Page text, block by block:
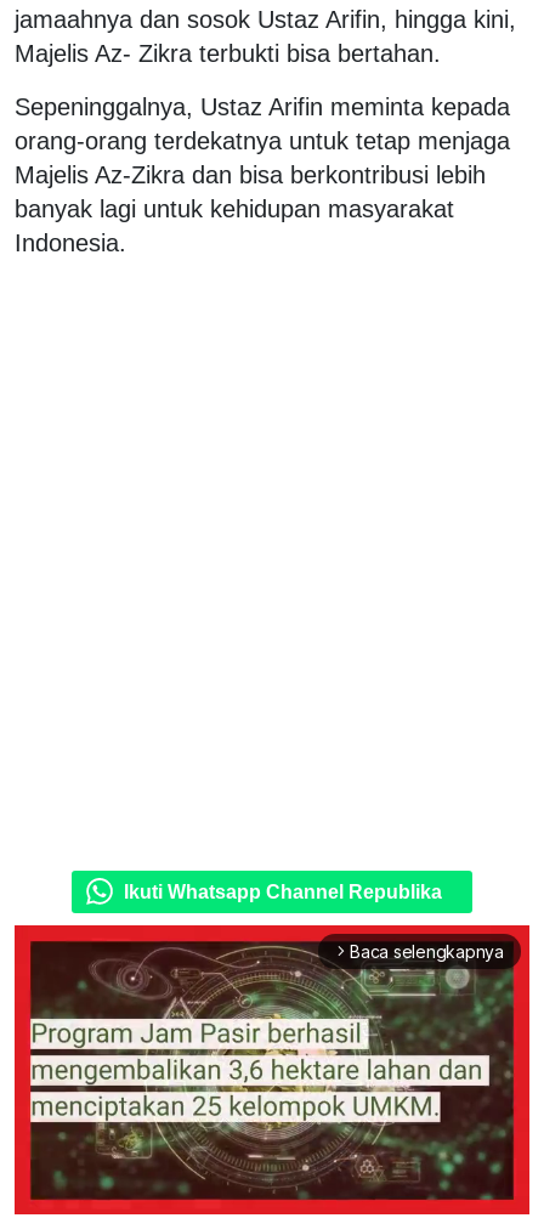
jamaahnya dan sosok Ustaz Arifin, hingga kini,
Majelis Az- Zikra terbukti bisa bertahan.
Sepeninggalnya, Ustaz Arifin meminta kepada
orang-orang terdekatnya untuk tetap menjaga
Majelis Az-Zikra dan bisa berkontribusi lebih
banyak lagi untuk kehidupan masyarakat
Indonesia.
Ikuti Whatsapp Channel Republika
arrow_forward_ios Baca selengkapnya